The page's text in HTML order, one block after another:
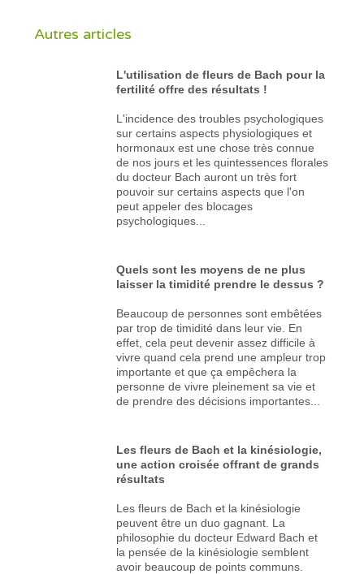
Autres articles
L'utilisation de fleurs de Bach pour la
fertilité offre des résultats !
L'incidence des troubles psychologiques
sur certains aspects physiologiques et
hormonaux est une chose très connue
de nos jours et les quintessences florales
du docteur Bach auront un très fort
pouvoir sur certains aspects que l'on
peut appeler des blocages
psychologiques...
Quels sont les moyens de ne plus
laisser la timidité prendre le dessus ?
Beaucoup de personnes sont embêtées
par trop de timidité dans leur vie. En
effet, cela peut devenir assez difficile à
vivre quand cela prend une ampleur trop
importante et que ça empêchera la
personne de vivre pleinement sa vie et
de prendre des décisions importantes...
Les fleurs de Bach et la kinésiologie,
une action croisée offrant de grands
résultats
Les fleurs de Bach et la kinésiologie
peuvent être un duo gagnant. La
philosophie du docteur Edward Bach et
la pensée de la kinésiologie semblent
avoir beaucoup de points communs.